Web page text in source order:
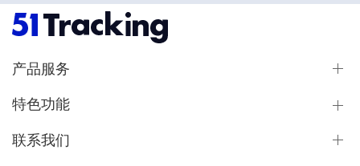
产品服务
特色功能
联系我们